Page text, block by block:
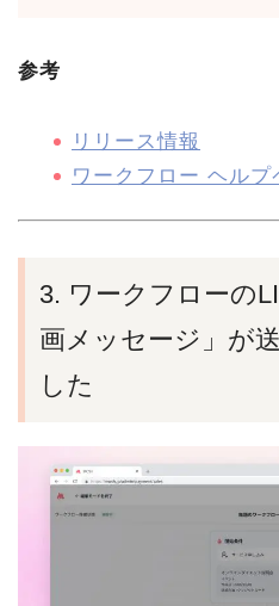
参考
リリース情報
ワークフロー ヘルプ
3. ワークフローの
画メッセージ」が
した